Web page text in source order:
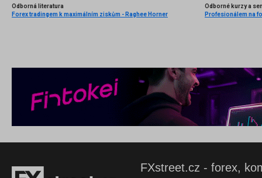
Odborná literatura
Forex tradingem k maximálním ziskům - Raghee Horner
Odborné kurzy a
Profesionálem na
FXstreet.cz - forex,